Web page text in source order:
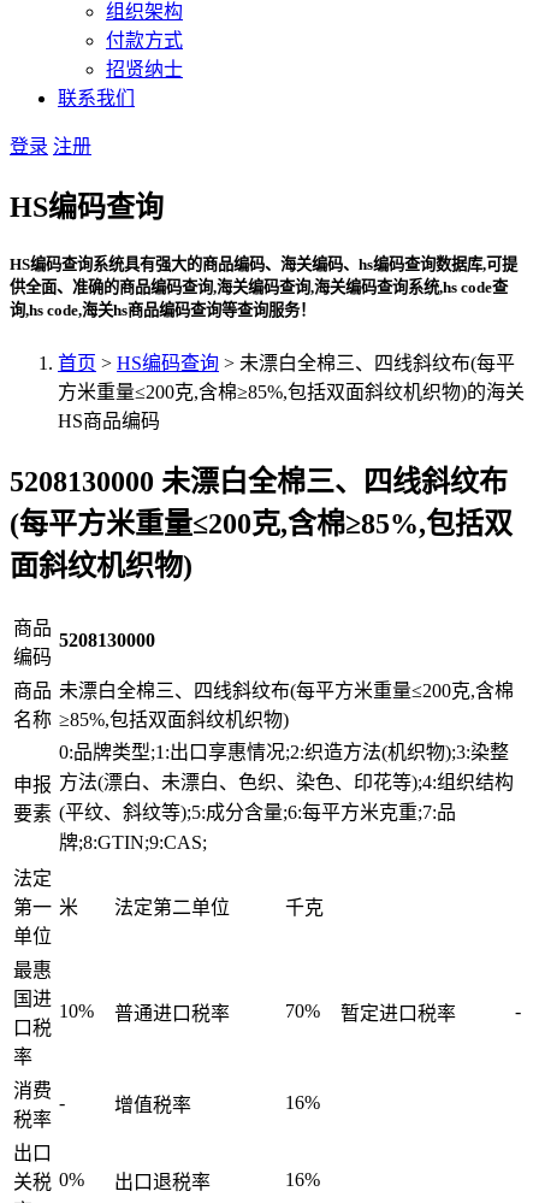
组织架构
付款方式
招贤纳士
联系我们
登录 注册
HS编码查询
HS编码查询系统具有强大的商品编码、海关编码、hs编码查询数据库,可提
供全面、准确的商品编码查询,海关编码查询,海关编码查询系统,hs code查
询,hs code,海关hs商品编码查询等查询服务！
首页 > HS编码查询 > 未漂白全棉三、四线斜纹布(每平
方米重量≤200克,含棉≥85%,包括双面斜纹机织物)的海关
HS商品编码
5208130000 未漂白全棉三、四线斜纹布
(每平方米重量≤200克,含棉≥85%,包括双
面斜纹机织物)
商品
编码
5208130000
商品
名称
未漂白全棉三、四线斜纹布(每平方米重量≤200克,含棉
≥85%,包括双面斜纹机织物)
申报
要素
0:品牌类型;1:出口享惠情况;2:织造方法(机织物);3:染整
方法(漂白、未漂白、色织、染色、印花等);4:组织结构
(平纹、斜纹等);5:成分含量;6:每平方米克重;7:品
牌;8:GTIN;9:CAS;
法定
第一
单位
米 法定第二单位 千克
最惠
国进
口税
率
10% 普通进口税率 70% 暂定进口税率 -
消费
税率
- 增值税率 16%
出口
关税 0% 出口退税率 16%